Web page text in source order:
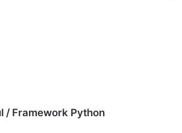
/ Framework Python